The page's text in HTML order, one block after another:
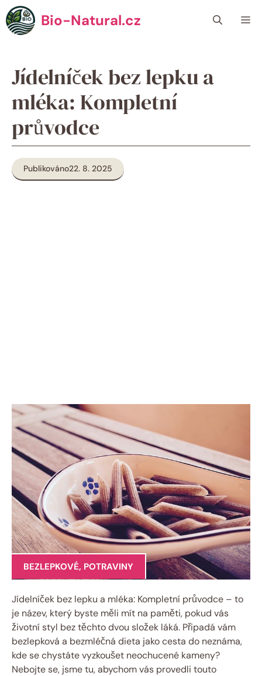
Přeskočit
na
obsah
Bio-Natural.cz
Jídelníček bez lepku a
mléka: Kompletní
průvodce
Publikováno22. 8. 2025
BEZLEPKOVÉ, POTRAVINY
Jídelníček bez lepku a mléka: Kompletní průvodce – to
je název, který byste měli mít na paměti, pokud vás
životní styl bez těchto dvou složek láká. Připadá vám
bezlepková a bezmléčná dieta jako cesta do neznáma,
kde se chystáte vyzkoušet neochucené kameny?
Nebojte se, jsme tu, abychom vás provedli touto